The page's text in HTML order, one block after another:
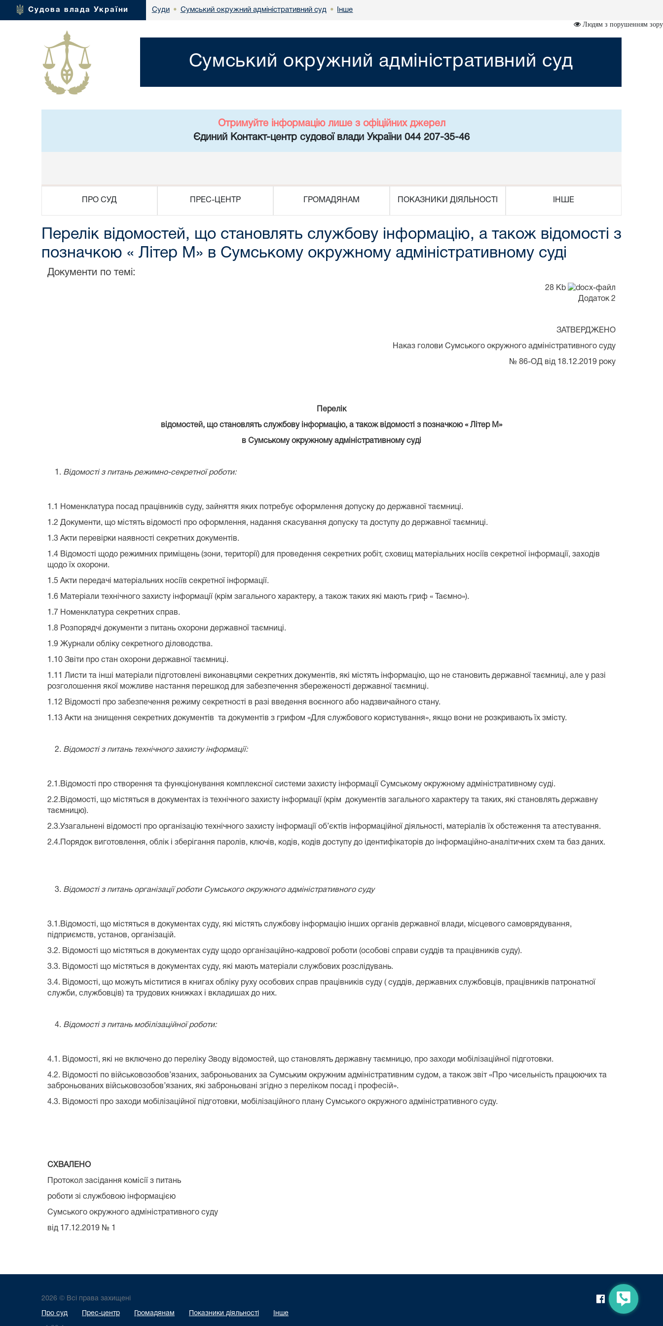
Судова влада України Суди • Сумський окружний адміністративний суд • Інше
Людям з порушенням зору
Сумський окружний адміністративний суд
Отримуйте інформацію лише з офіційних джерел
Єдиний Контакт-центр судової влади України 044 207-35-46
ПРО СУД ПРЕС-ЦЕНТР ГРОМАДЯНАМ ПОКАЗНИКИ ДІЯЛЬНОСТІ ІНШЕ
Перелік відомостей, що становлять службову інформацію, а також відомості з
позначкою « Літер М» в Сумському окружному адміністративному суді
Документи по темі:
28 Kb
Додаток 2
ЗАТВЕРДЖЕНО
Наказ голови Сумського окружного адміністративного суду
№ 86-ОД від 18.12.2019 року
Перелік
відомостей, що становлять службову інформацію, а також відомості з позначкою « Літер М»
в Сумському окружному адміністративному суді
Відомості з питань режимно-секретної роботи:
1.1 Номенклатура посад працівників суду, зайняття яких потребує оформлення допуску до державної таємниці.
1.2 Документи, що містять відомості про оформлення, надання скасування допуску та доступу до державної таємниці.
1.3 Акти перевірки наявності секретних документів.
1.4 Відомості щодо режимних приміщень (зони, території) для проведення секретних робіт, сховищ матеріальних носіїв секретної інформації, заходів
щодо їх охорони.
1.5 Акти передачі матеріальних носіїв секретної інформації.
1.6 Матеріали технічного захисту інформації (крім загального характеру, а також таких які мають гриф « Таємно»).
1.7 Номенклатура секретних справ.
1.8 Розпорядчі документи з питань охорони державної таємниці.
1.9 Журнали обліку секретного діловодства.
1.10 Звіти про стан охорони державної таємниці.
1.11 Листи та інші матеріали підготовлені виконавцями секретних документів, які містять інформацію, що не становить державної таємниці, але у разі
розголошення якої можливе настання перешкод для забезпечення збереженості державної таємниці.
1.12 Відомості про забезпечення режиму секретності в разі введення воєнного або надзвичайного стану.
1.13 Акти на знищення секретних документів та документів з грифом «Для службового користування», якщо вони не розкривають їх змісту.
Відомості з питань технічного захисту інформації:
2.1.Відомості про створення та функціонування комплексної системи захисту інформації Сумському окружному адміністративному суді.
2.2.Відомості, що містяться в документах із технічного захисту інформації (крім документів загального характеру та таких, які становлять державну
таємницю).
2.3.Узагальнені відомості про організацію технічного захисту інформації об’єктів інформаційної діяльності, матеріалів їх обстеження та атестування.
2.4.Порядок виготовлення, облік і зберігання паролів, ключів, кодів, кодів доступу до ідентифікаторів до інформаційно-аналітичних схем та баз даних.
Відомості з питань організації роботи Сумського окружного адміністративного суду
3.1.Відомості, що містяться в документах суду, які містять службову інформацію інших органів державної влади, місцевого самоврядування,
підприємств, установ, організацій.
3.2. Відомості що містяться в документах суду щодо організаційно-кадрової роботи (особові справи суддів та працівників суду).
3.3. Відомості що містяться в документах суду, які мають матеріали службових розслідувань.
3.4. Відомості, що можуть міститися в книгах обліку руху особових справ працівників суду ( суддів, державних службовців, працівників патронатної
служби, службовців) та трудових книжках і вкладишах до них.
Відомості з питань мобілізаційної роботи:
4.1. Відомості, які не включено до переліку Зводу відомостей, що становлять державну таємницю, про заходи мобілізаційної підготовки.
4.2. Відомості по військовозобов’язаних, заброньованих за Сумським окружним адміністративним судом, а також звіт «Про чисельність працюючих та
заброньованих військовозобов’язаних, які заброньовані згідно з переліком посад і професій».
4.3. Відомості про заходи мобілізаційної підготовки, мобілізаційного плану Сумського окружного адміністративного суду.
СХВАЛЕНО
Протокол засідання комісії з питань
роботи зі службовою інформацією
Сумського окружного адміністративного суду
від 17.12.2019 № 1
2026 © Всі права захищені
Про суд Прес-центр Громадянам Показники діяльності Інше